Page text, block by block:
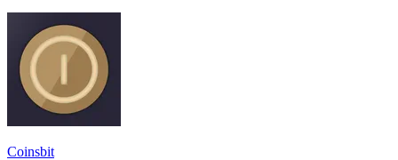
Coinsbit